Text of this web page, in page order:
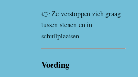
👉 Ze verstoppen zich graag
tussen stenen en in
schuilplaatsen.
Voeding